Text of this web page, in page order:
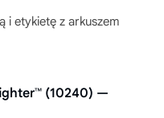
i etykietę z arkuszem
(10240) —